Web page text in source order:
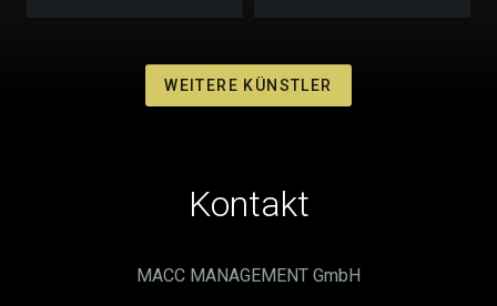
WEITERE KÜNSTLER
Kontakt
MACC MANAGEMENT GmbH